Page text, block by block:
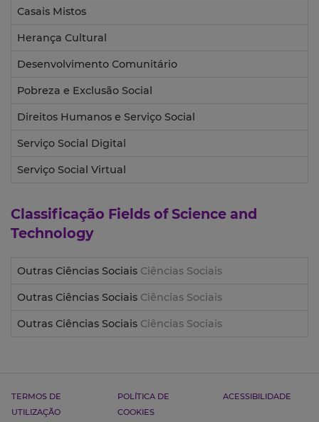
Casais Mistos
Herança Cultural
Desenvolvimento Comunitário
Pobreza e Exclusão Social
Direitos Humanos e Serviço Social
Serviço Social Digital
Serviço Social Virtual
Classificação Fields of Science and
Technology
Outras Ciências Sociais Ciências Sociais
Outras Ciências Sociais Ciências Sociais
Outras Ciências Sociais Ciências Sociais
TERMOS DE
UTILIZAÇÃO
POLÍTICA DE
COOKIES
ACESSIBILIDADE